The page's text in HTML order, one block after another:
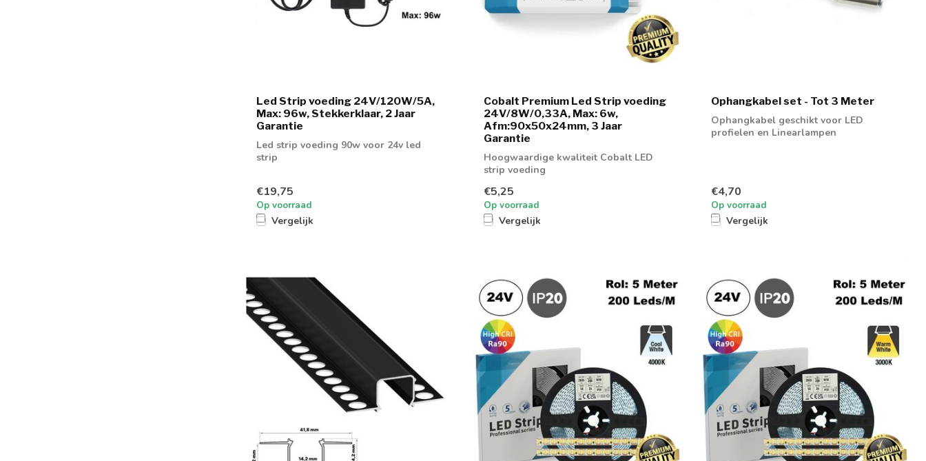
Led Strip voeding 24V/120W/5A,
Max: 96w, Stekkerklaar, 2 Jaar
Garantie
Led strip voeding 90w voor 24v led
strip
€19,75
Op voorraad
Vergelijk
Cobalt Premium Led Strip voeding
24V/8W/0,33A, Max: 6w,
Afm:90x50x24mm, 3 Jaar
Garantie
Hoogwaardige kwaliteit Cobalt LED
strip voeding
€5,25
Op voorraad
Vergelijk
Ophangkabel set - Tot 3 Meter
Ophangkabel geschikt voor LED
profielen en Linearlampen
€4,70
Op voorraad
Vergelijk